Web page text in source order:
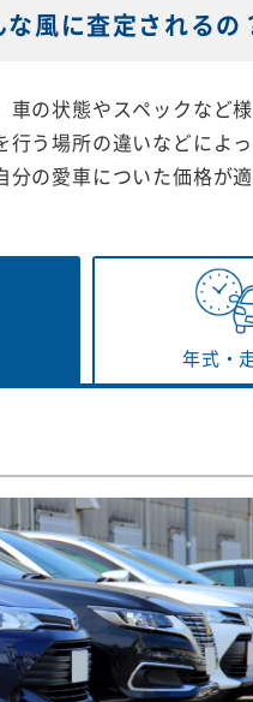
風に査定されるの
車の状態やスペックなど
行う場所の違いなどによ
分の愛車についた価格が
年式・